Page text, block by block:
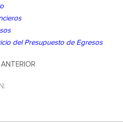
del Presupuesto de Egresos